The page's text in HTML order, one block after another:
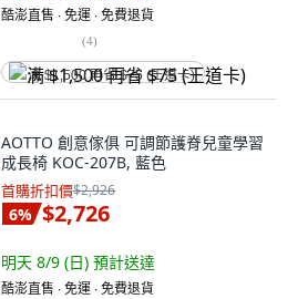
酷澎直售 ∙ 免運 ∙ 免費退貨
(4)
满 $1,500 再省 $75 (王道卡)
AOTTO 創意傢俱 可調節護脊兒童學習
成長椅 KOC-207B, 藍色
首購折扣價$2,926
6% $2,726
明天 8/9 (日) 預計送達
酷澎直售 ∙ 免運 ∙ 免費退貨